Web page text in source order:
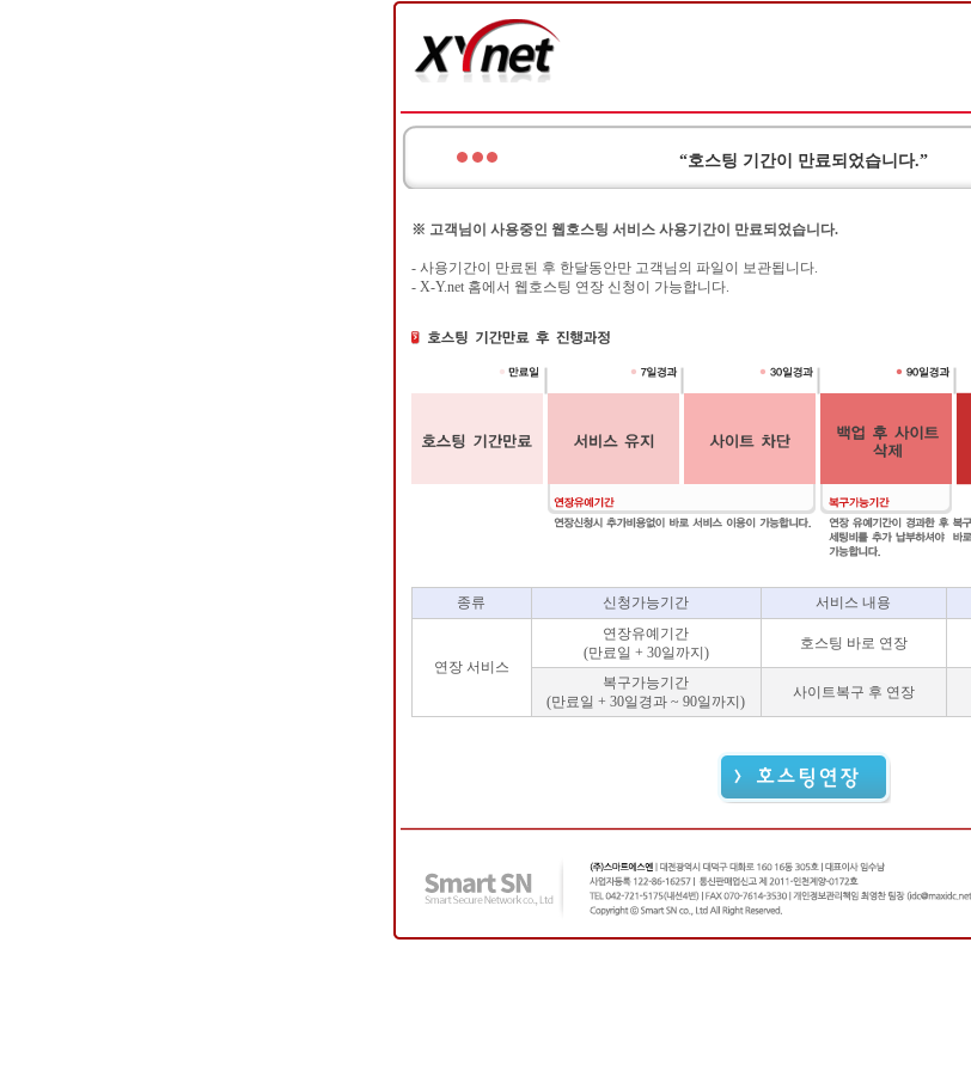
“호스팅 기간이 만료되었습니다.”
※ 고객님이 사용중인 웹호스팅 서비스 사용기간이 만료되었습니다.
- 사용기간이 만료된 후 한달동안만 고객님의 파일이 보관됩니다.
- X-Y.net 홈에서 웹호스팅 연장 신청이 가능합니다.
종류 신청가능기간 서비스 내용
연장 서비스
연장유예기간
(만료일 + 30일까지)
호스팅 바로 연장
복구가능기간
(만료일 + 30일경과 ~ 90일까지)
사이트복구 후 연장